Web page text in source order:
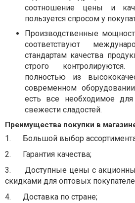
соотношение цены и
пользуется спросом у
Производственные
соответствуют
стандартам качества
строго
полностью из
современном
есть все необходимое
свежести сладостей.
Преимущества покупки в
1.
Большой выбор
2.
Гарантия качества;
3.Доступные цены с
скидками для оптовых
4. Доставка по стране;